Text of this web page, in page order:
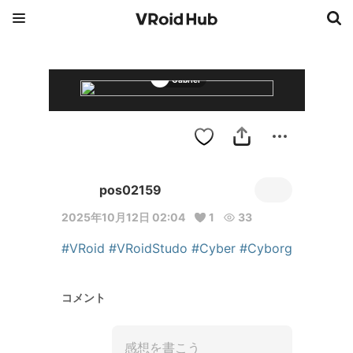
Gabriel
pos02159
2025年10月12日 02:04 1 33
#VRoid #VRoidStudo #Cyber #Cyborg
コメント